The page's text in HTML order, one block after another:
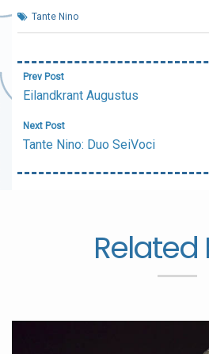
Tante Nino
Bericht
navigatie
Prev Post
Eilandkrant Augustus
Next Post
Tante Nino: Duo SeiVoci
Related